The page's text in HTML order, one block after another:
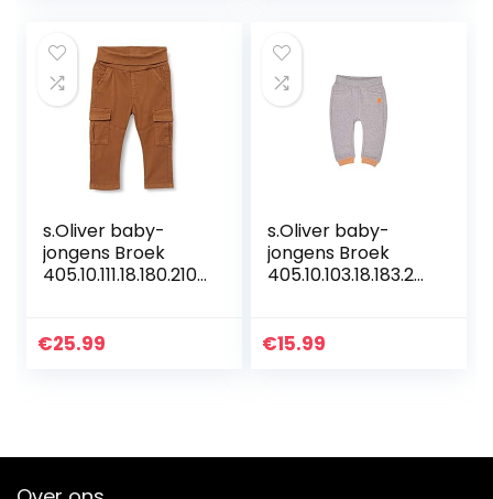
s.Oliver baby-
jongens Broek
405.10.111.18.180.2107
€25.99
s.Oliver baby-
jongens Broek
405.10.103.18.183.20
€15.99